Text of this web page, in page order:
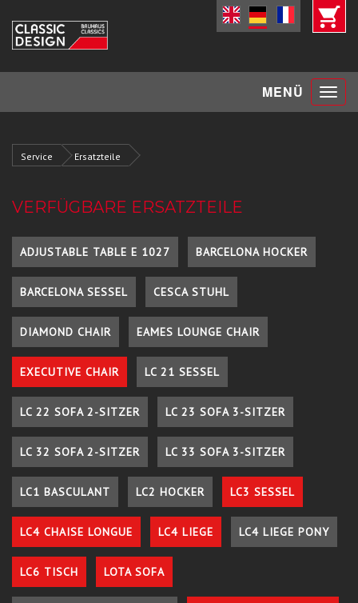
MENÜ Toggle
Service Ersatzteile
VERFÜGBARE ERSATZTEILE
ADJUSTABLE TABLE E 1027 BARCELONA HOCKER
BARCELONA SESSEL CESCA STUHL
DIAMOND CHAIR EAMES LOUNGE CHAIR
EXECUTIVE CHAIR LC 21 SESSEL
LC 22 SOFA 2-SITZER LC 23 SOFA 3-SITZER
LC 32 SOFA 2-SITZER LC 33 SOFA 3-SITZER
LC1 BASCULANT LC2 HOCKER LC3 SESSEL
LC4 CHAISE LONGUE LC4 LIEGE LC4 LIEGE PONY
LC6 TISCH LOTA SOFA